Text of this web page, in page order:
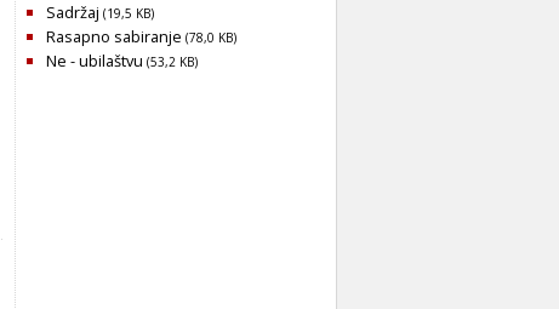
Sadržaj (19,5 KB)
Rasapno sabiranje (78,0 KB)
Ne - ubilaštvu (53,2 KB)